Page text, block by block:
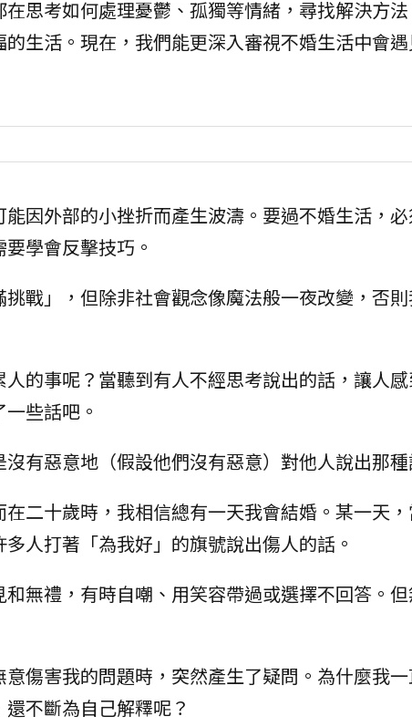
思考如何處理憂鬱、孤獨等情緒，尋找解決方
生活。現在，我們能更深入審視不婚生活中會
因外部的小挫折而產生波濤。要過不婚生活，
學會反擊技巧。
戰」，但除非社會觀念像魔法般一夜改變，否
的事呢？當聽到有人不經思考說出的話，讓人
些話吧。
有惡意地（假設他們沒有惡意）對他人說出那
二十歲時，我相信總有一天我會結婚。某一天
人打著「為我好」的旗號說出傷人的話。
無禮，有時自嘲、用笑容帶過或選擇不回答。
傷害我的問題時，突然產生了疑問。為什麼我
不斷為自己解釋呢？